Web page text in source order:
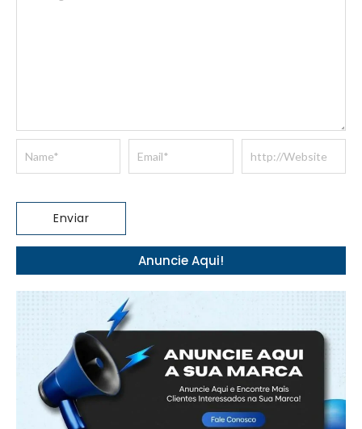
Anuncie Aqui!